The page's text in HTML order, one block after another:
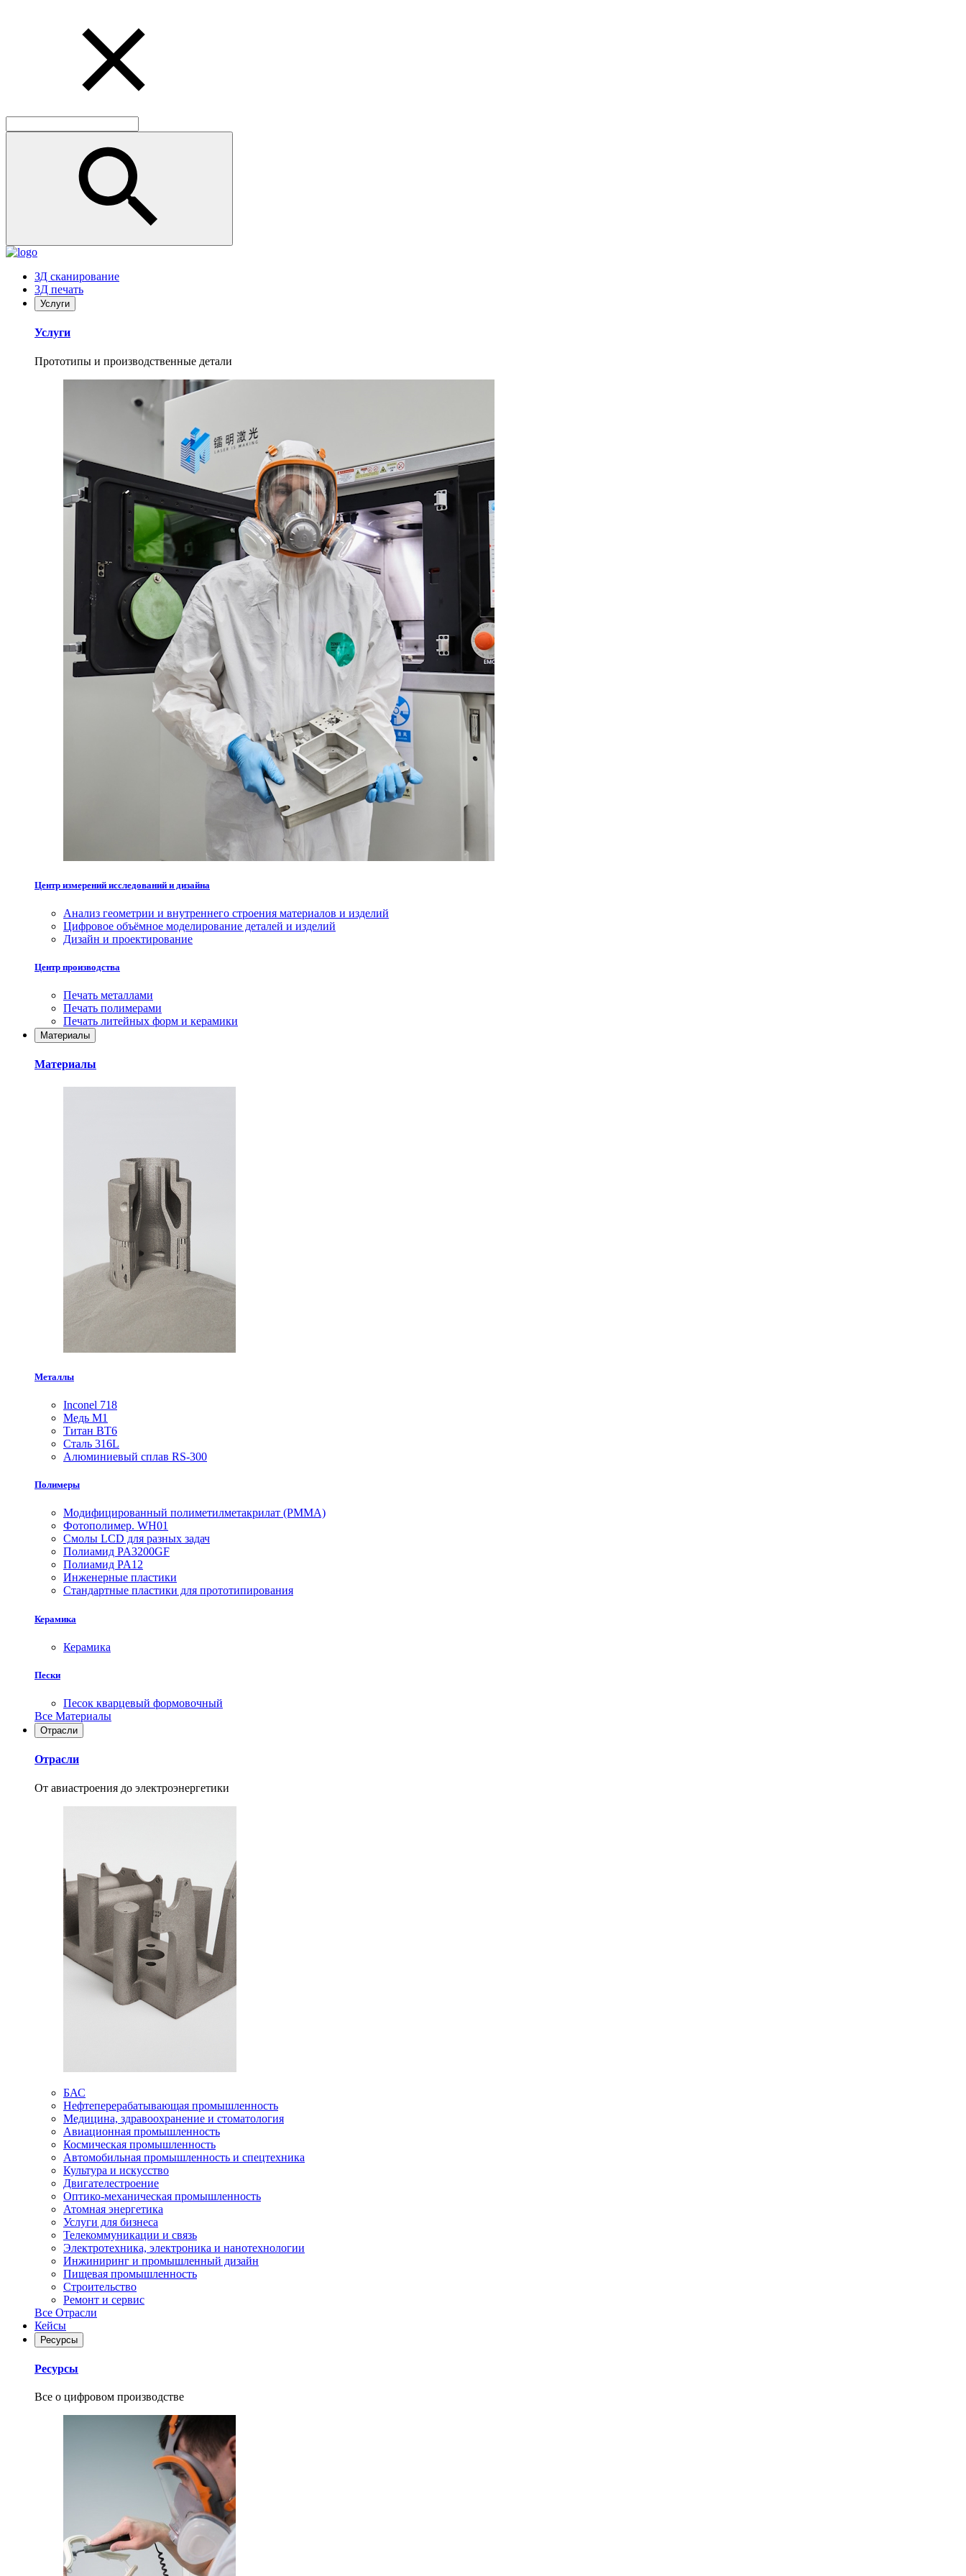
ЗД сканирование
3Д печать
Услуги
Услуги
Прототипы и производственные детали
Центр измерений исследований и дизайна
Анализ геометрии и внутреннего строения материалов и изделий
Цифровое объёмное моделирование деталей и изделий
Дизайн и проектирование
Центр производства
Печать металлами
Печать полимерами
Печать литейных форм и керамики
Материалы
Материалы
Металлы
Inconel 718
Медь М1
Титан ВТ6
Сталь 316L
Алюминиевый сплав RS-300
Полимеры
Модифицированный полиметилметакрилат (PMMA)
Фотополимер. WH01
Смолы LCD для разных задач
Полиамид PA3200GF
Полиамид PA12
Инженерные пластики
Стандартные пластики для прототипирования
Керамика
Керамика
Пески
Песок кварцевый формовочный
Все Материалы
Отрасли
Отрасли
От авиастроения до электроэнергетики
БАС
Нефтеперерабатывающая промышленность
Медицина, здравоохранение и стоматология
Авиационная промышленность
Космическая промышленность
Автомобильная промышленность и спецтехника
Культура и искусство
Двигателестроение
Оптико-механическая промышленность
Атомная энергетика
Услуги для бизнеса
Телекоммуникации и связь
Электротехника, электроника и нанотехнологии
Инжиниринг и промышленный дизайн
Пищевая промышленность
Строительство
Ремонт и сервис
Все Отрасли
Кейсы
Ресурсы
Ресурсы
Все о цифровом производстве